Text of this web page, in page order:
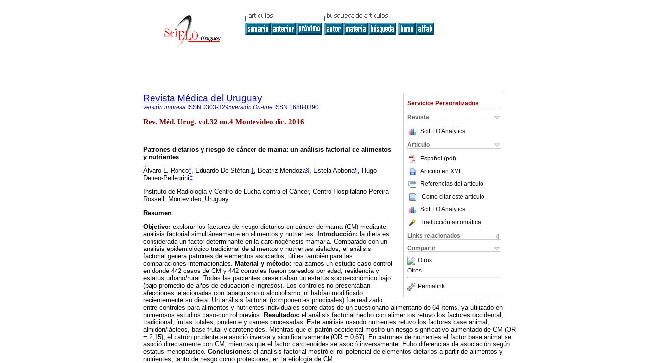
Servicios Personalizados
Revista
SciELO Analytics
Articulo
Español (pdf)
Articulo en XML
Referencias del artículo
Como citar este artículo
SciELO Analytics
Traducción automática
Links relacionados
Compartir
Otros
Otros
Permalink
Revista Médica del Uruguay
versión impresa ISSN 0303-3295versión On-line ISSN 1688-0390
Rev. Méd. Urug. vol.32 no.4 Montevideo dic. 2016
Patrones dietarios y riesgo de cáncer de mama: un análisis factorial de alimentos
y nutrientes
Álvaro L. Ronco*, Eduardo De Stéfani‡, Beatriz Mendoza§, Estela Abbona¶, Hugo
Deneo-Pellegrini‡
Instituto de Radiología y Centro de Lucha contra el Cáncer, Centro Hospitalario Pereira
Rossell. Montevideo, Uruguay
Resumen
Objetivo: explorar los factores de riesgo dietarios en cáncer de mama (CM) mediante
análisis factorial simultáneamente en alimentos y nutrientes.
Introducción: la dieta es
considerada un factor determinante en la carcinogénesis mamaria. Comparado con un
análisis epidemiológico tradicional de alimentos y nutrientes aislados, el análisis
factorial genera patrones de elementos asociados, útiles también para las
comparaciones internacionales.
Material y método: realizamos un estudio caso-control
en donde 442 casos de CM y 442 controles fueron pareados por edad, residencia y
estatus urbano/rural. Todas las pacientes presentaban un estatus socioeconómico bajo
(bajo promedio de años de educación e ingresos). Los controles no presentaban
afecciones relacionadas con tabaquismo o alcoholismo, ni habían modificado
recientemente su dieta. Un análisis factorial (componentes principales) fue realizado
entre controles para alimentos y nutrientes individuales sobre datos de un cuestionario alimentario de 64 ítems, ya utilizado en
numerosos estudios caso-control previos.
Resultados: el análisis factorial hecho con alimentos retuvo los factores occidental,
tradicional, frutas totales, prudente y carnes procesadas. Este análisis usando nutrientes retuvo los factores base animal,
almidón/lácteos, base frutal y carotenoides. Mientras que el patrón occidental mostró un riesgo significativo aumentado de CM (OR
= 2,15), el patrón prudente se asoció inversa y significativamente (OR = 0,67). En patrones de nutrientes el factor base animal se
asoció directamente con CM, mientras que el factor carotenoides se asoció inversamente. Hubo diferencias de asociación según
estatus menopáusico. Conclusiones: el análisis factorial mostró el rol potencial de elementos dietarios a partir de alimentos y
nutrientes, tanto de riesgo como protectores, en la etiología de CM.